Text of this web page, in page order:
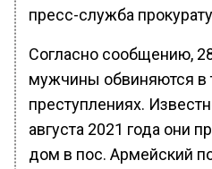
пресс-служба
Согласно сообщению,
мужчины обвиняются в
преступлениях.
августа 2021 года они
дом в пос. Армейский